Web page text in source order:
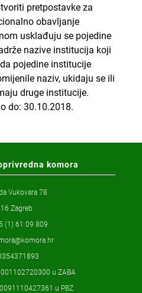
pretpostavke za
obavljanje
usklađuju se pojedine
nazive institucija koji
pojedine institucije
naziv, ukidaju se ili
druge institucije.
do: 30.10.2018.
komora
Vukovara 78
Zagreb
(1) 61 09 809
u ZABA
u PBZ